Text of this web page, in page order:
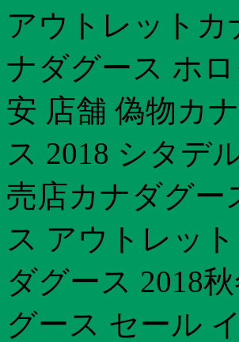
アウトレットカ
ナダグース ホ
安 店舗 偽物カ
ス 2018 シタデ
売店カナダグー
ス アウトレッ
ダグース 2018
グース セール